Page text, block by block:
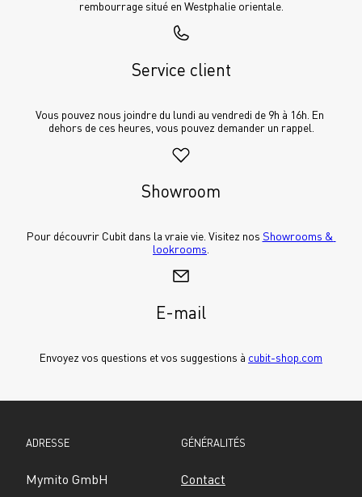
rembourrage situé en Westphalie orientale.
Service client
Vous pouvez nous joindre du lundi au vendredi de 9h à 16h. En
dehors de ces heures, vous pouvez demander un rappel.
Showroom
Pour découvrir Cubit dans la vraie vie. Visitez nos Showrooms &
lookrooms
E-mail
Envoyez vos questions et vos suggestions à cubit-shop.com
ADRESSE
Mymito GmbH
GÉNÉRALITÉS
Contact